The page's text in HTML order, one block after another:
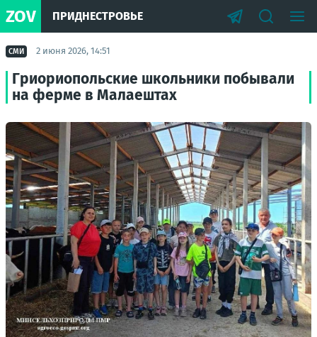
ZOV ПРИДНЕСТРОВЬЕ
СМИ 2 июня 2026, 14:51
Гриориопольские школьники побывали
на ферме в Малаештах